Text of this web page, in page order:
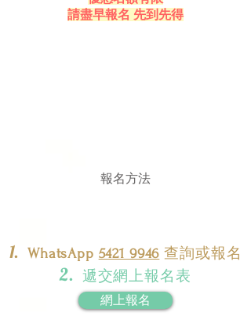
請盡早報名 先到先得
報名方法
1. WhatsApp 5421 9946 查詢或報名
2. 遞交網上報名表
網上報名